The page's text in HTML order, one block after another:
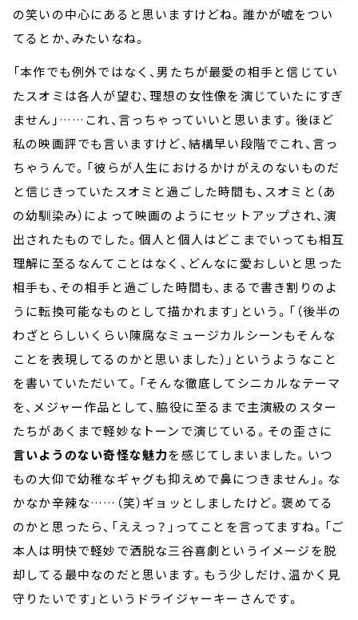
の笑いの中心にあると思いますけどね。誰かが嘘をつい
てるとか、みたいなね。
「本作でも例外ではなく、男たちが最愛の相手と信じてい
たスオミは各人が望む、理想の女性像を演じていたにすぎ
ません」……これ、言っちゃっていいと思います。後ほど
私の映画評でも言いますけど、結構早い段階でこれ、言っ
ちゃうんで。「彼らが人生におけるかけがえのないものだ
と信じきっていたスオミと過ごした時間も、スオミと（あ
の幼馴染み）によって映画のようにセットアップされ、演
出されたものでした。個人と個人はどこまでいっても相互
理解に至るなんてことはなく、どんなに愛おしいと思った
相手も、その相手と過ごした時間も、まるで書き割りのよ
うに転換可能なものとして描かれます」という。「（後半の
わざとらしいくらい陳腐なミュージカルシーンもそんな
ことを表現してるのかと思いました）」というようなこと
を書いていただいて。「そんな徹底してシニカルなテーマ
を、メジャー作品として、脇役に至るまで主演級のスター
たちがあくまで軽妙なトーンで演じている。その歪さに
言いようのない奇怪な魅力を感じてしまいました。いつ
もの大仰で幼稚なギャグも抑えめで鼻につきません」。な
かなか辛辣な……（笑）ギョッとしましたけど。褒めてる
のかと思ったら、「ええっ？」ってことを言ってますね。「ご
本人は明快で軽妙で洒脱な三谷喜劇というイメージを脱
却してる最中なのだと思います。もう少しだけ、温かく見
守りたいです」というドライジャーキーさんです。